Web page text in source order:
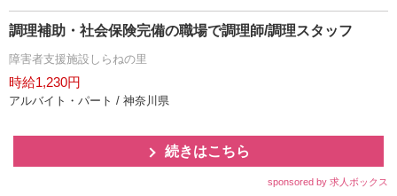
調理補助・社会保険完備の職場で調理師/調理スタッフ
障害者支援施設しらねの里
時給1,230円
アルバイト・パート / 神奈川県
続きはこちら
sponsored by 求人ボックス